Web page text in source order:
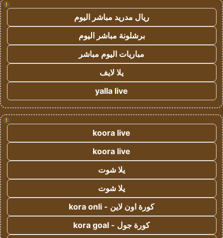
!
ريال مدريد مباشر اليوم
برشلونة مباشر اليوم
مباريات اليوم مباشر
يلا لايف
yalla live
!
koora live
koora live
يلا شوت
يلا شوت
كورة اون لاين - kora onli
كورة جول - kora goal